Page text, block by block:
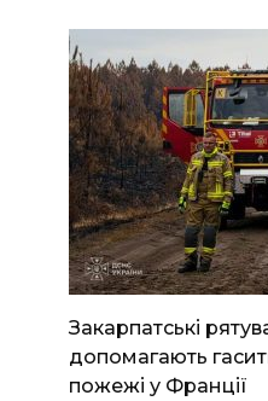
Закарпатські
допомагають
пожежі у Франції